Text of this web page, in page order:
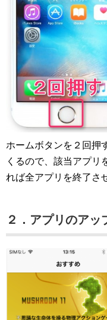
ホームボタンを２回押
くるので、該当アプリ
れば全アプリを終了さ
２．アプリのアッ